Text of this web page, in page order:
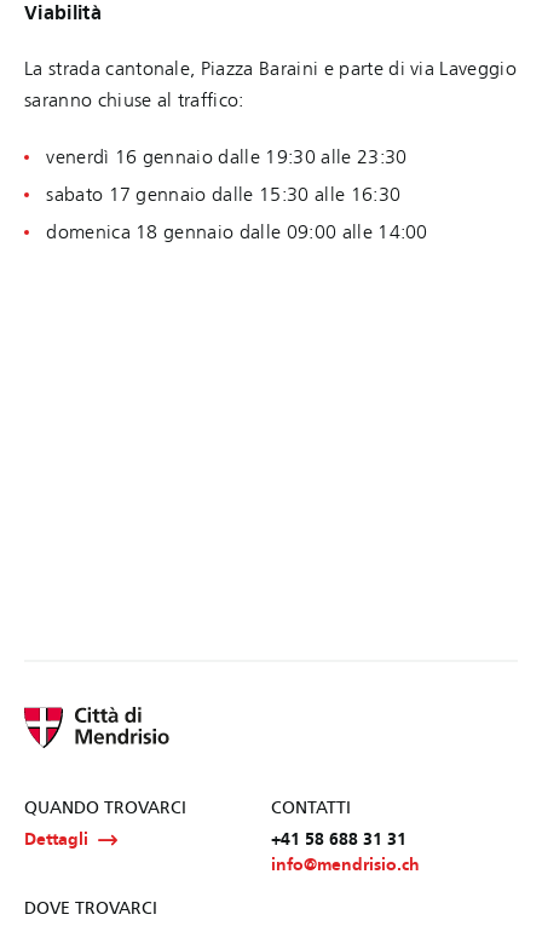
Viabilità
La strada cantonale, Piazza Baraini e parte di via Laveggio
saranno chiuse al traffico:
venerdì 16 gennaio dalle 19:30 alle 23:30
sabato 17 gennaio dalle 15:30 alle 16:30
domenica 18 gennaio dalle 09:00 alle 14:00
QUANDO TROVARCI
Dettagli
CONTATTI
+41 58 688 31 31
info@mendrisio.ch
DOVE TROVARCI